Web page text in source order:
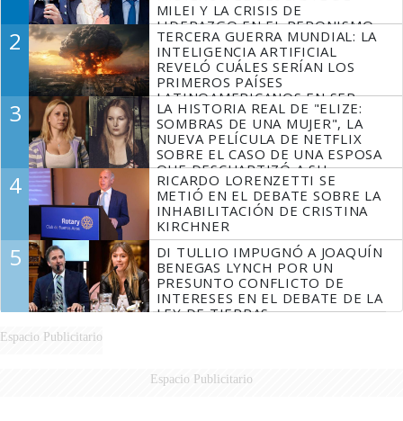
MILEI Y LA CRISIS DE
LIDERAZGO EN EL PERONISMO
2
TERCERA GUERRA MUNDIAL: LA
INTELIGENCIA ARTIFICIAL
REVELÓ CUÁLES SERÍAN LOS
PRIMEROS PAÍSES
LATINOAMERICANOS EN SER
DERROTADOS
3
LA HISTORIA REAL DE "ELIZE:
SOMBRAS DE UNA MUJER", LA
NUEVA PELÍCULA DE NETFLIX
SOBRE EL CASO DE UNA ESPOSA
QUE DESCUARTIZÓ A SU
MARIDO
4
RICARDO LORENZETTI SE
METIÓ EN EL DEBATE SOBRE LA
INHABILITACIÓN DE CRISTINA
KIRCHNER
5
DI TULLIO IMPUGNÓ A JOAQUÍN
BENEGAS LYNCH POR UN
PRESUNTO CONFLICTO DE
INTERESES EN EL DEBATE DE LA
LEY DE TIERRAS
Espacio Publicitario
Espacio Publicitario